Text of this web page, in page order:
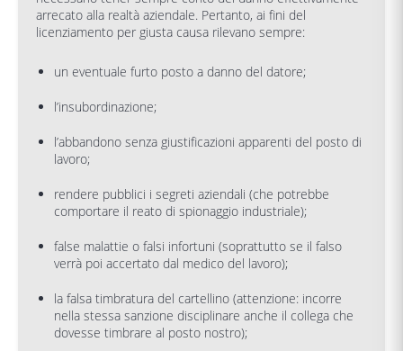
arrecato alla realtà aziendale. Pertanto, ai fini del
licenziamento per giusta causa rilevano sempre:
un eventuale furto posto a danno del datore;
l’insubordinazione;
l’abbandono senza giustificazioni apparenti del posto di
lavoro;
rendere pubblici i segreti aziendali (che potrebbe
comportare il reato di spionaggio industriale);
false malattie o falsi infortuni (soprattutto se il falso
verrà poi accertato dal medico del lavoro);
la falsa timbratura del cartellino (attenzione: incorre
nella stessa sanzione disciplinare anche il collega che
dovesse timbrare al posto nostro);